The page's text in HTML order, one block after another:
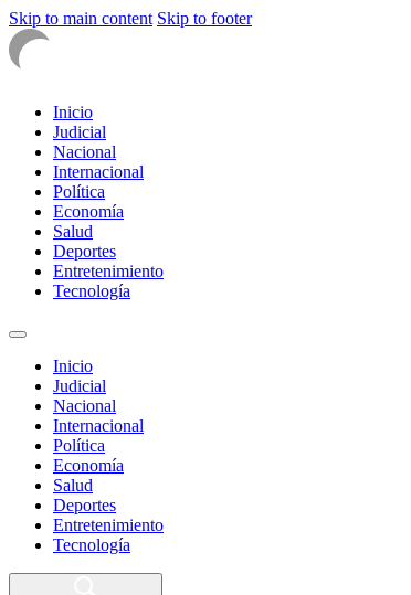
Skip to main content Skip to footer
Inicio
Judicial
Nacional
Internacional
Política
Economía
Salud
Deportes
Entretenimiento
Tecnología
Inicio
Judicial
Nacional
Internacional
Política
Economía
Salud
Deportes
Entretenimiento
Tecnología